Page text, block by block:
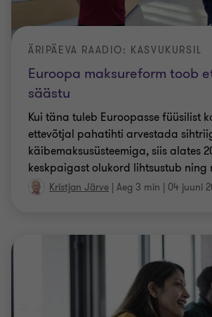
Euroopa maksureform toob
säästu
ÄRIPÄEVA RAADIO: KASVUKURSIL
Kui täna tuleb Euroopasse füüsilist
ettevõtjal pahatihti arvestada
käibemaksusüsteemiga, siis alates
keskpaigast olukord lihtsustub ning
Kristjan Järve | Aeg 3 min | 04 juuni